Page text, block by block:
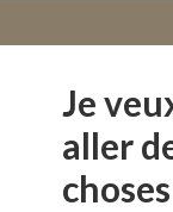
Je
aller